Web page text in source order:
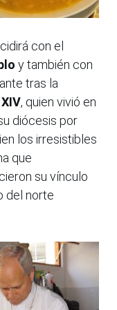
con el
y también con
tras la
, quien vivió en
diócesis por
los irresistibles
que
su vínculo
del norte